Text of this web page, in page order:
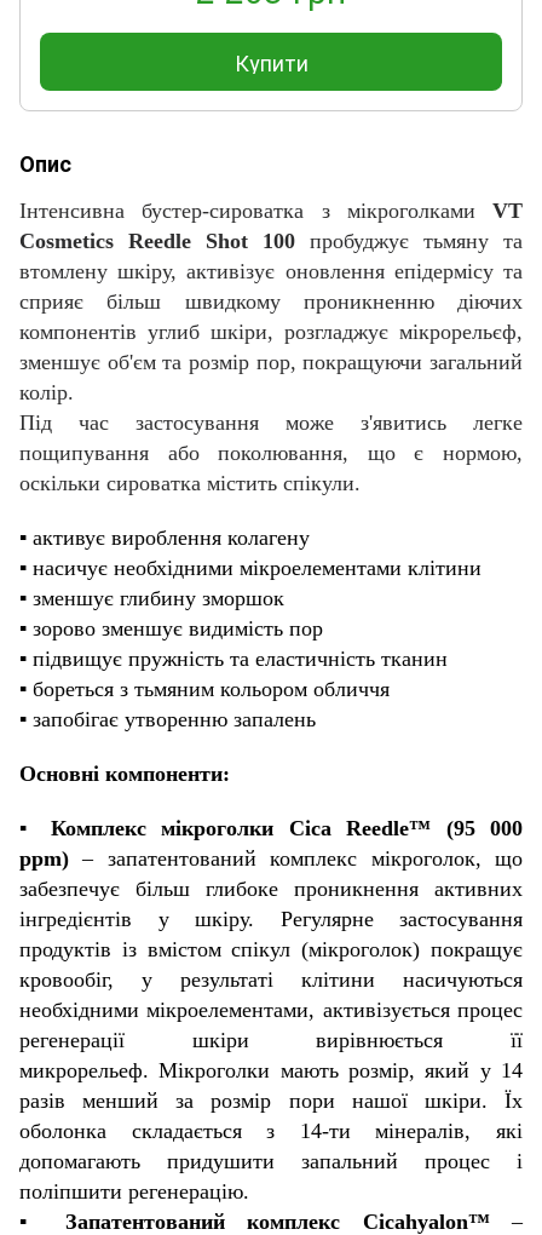
Купити
Опис
Інтенсивна бустер-сироватка з мікроголками VT
Cosmetics Reedle Shot 100 пробуджує тьмяну та
втомлену шкіру, активізує оновлення епідермісу та
сприяє більш швидкому проникненню діючих
компонентів углиб шкіри, розгладжує мікрорельєф,
зменшує об'єм та розмір пор, покращуючи загальний
колір.
Під час застосування може з'явитись легке
пощипування або поколювання, що є нормою,
оскільки сироватка містить спікули.
▪️ активує вироблення колагену
▪️ насичує необхідними мікроелементами клітини
▪️ зменшує глибину зморшок
▪️ зорово зменшує видимість пор
▪️ підвищує пружність та еластичність тканин
▪️ бореться з тьмяним кольором обличчя
▪️ запобігає утворенню запалень
Основні компоненти:
▪️
Комплекс мікроголки Cica Reedle™ (95 000
ppm) – запатентований комплекс мікроголок, що
забезпечує більш глибоке проникнення активних
інгредієнтів у шкіру. Регулярне застосування
продуктів із вмістом спікул (мікроголок) покращує
кровообіг, у результаті клітини насичуються
необхідними мікроелементами, активізується процес
регенерації шкіри вирівнюється її
микрорельеф. Мікроголки мають розмір, який у 14
разів менший за розмір пори нашої шкіри. Їх
оболонка складається з 14-ти мінералів, які
допомагають придушити запальний процес і
поліпшити регенерацію.
▪️
Запатентований комплекс Cicahyalon™ –